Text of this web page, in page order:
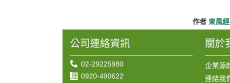
作者 東風
公司連絡資訊
02-29225980
0920-490622
關於
企業源
連絡我